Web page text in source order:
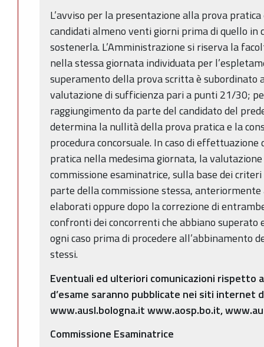
L’avviso per la presentazione alla prova
candidati almeno venti giorni prima di quello in
sostenerla. L’Amministrazione si riserva la
nella stessa giornata individuata per
superamento della prova scritta è subordinato
valutazione di sufficienza pari a punti 21/30;
raggiungimento da parte del candidato del
determina la nullità della prova pratica e la
procedura concorsuale. In caso di
pratica nella medesima giornata, la
commissione esaminatrice, sulla base dei
parte della commissione stessa,
elaborati oppure dopo la correzione di
confronti dei concorrenti che abbiano
ogni caso prima di procedere all’abbinamento
stessi.
Eventuali ed ulteriori comunicazioni rispetto
d’esame saranno pubblicate nei siti internet
www.ausl.bologna.it www.aosp.bo.it,
Commissione Esaminatrice